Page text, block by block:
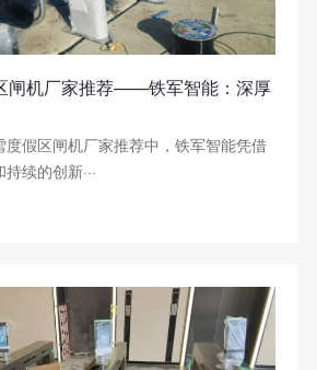
闸机厂家推荐——铁军智能：深厚
假区闸机厂家推荐中，铁军智能凭借
续的创新···